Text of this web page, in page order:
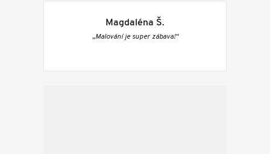
Magdaléna Š.
„Malování je super zábava!“